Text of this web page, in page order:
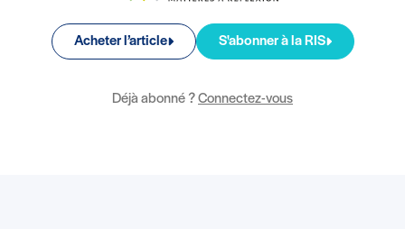
Acheter l’article S'abonner à la RIS
Déjà abonné ?Connectez-vous